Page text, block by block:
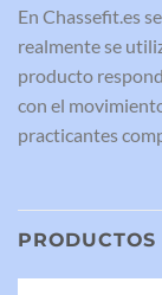
En Chassefit.es
realmente se
producto
con el
practicantes